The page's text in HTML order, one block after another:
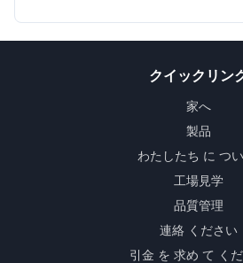
クイックリン
家へ
製品
わたしたち に つ
工場見学
品質管理
連絡 ください
引金 を 求め て く